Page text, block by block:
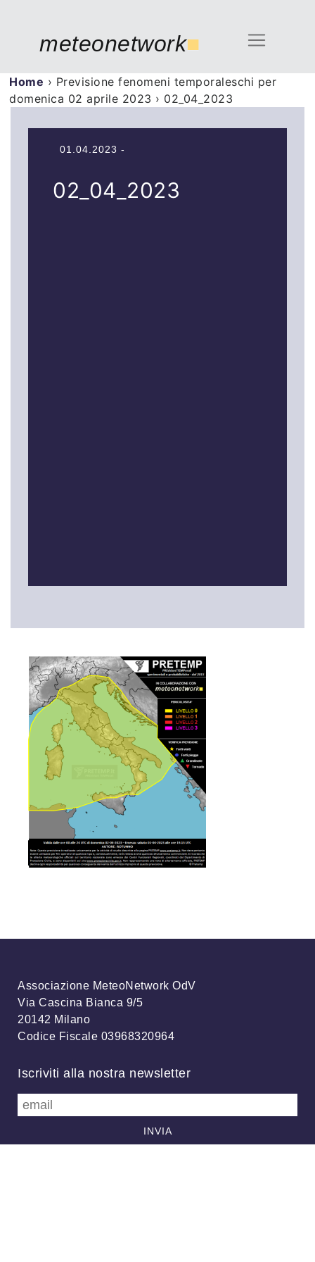
meteonetwork■
Home › Previsione fenomeni temporaleschi per
domenica 02 aprile 2023 › 02_04_2023
01.04.2023 -
02_04_2023
Associazione MeteoNetwork OdV
Via Cascina Bianca 9/5
20142 Milano
Codice Fiscale 03968320964
Iscriviti alla nostra newsletter